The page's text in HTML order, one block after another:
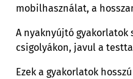
mobilhasználat, a
A nyaknyújtó
csigolyákon, javul a
Ezek a gyakorlatok